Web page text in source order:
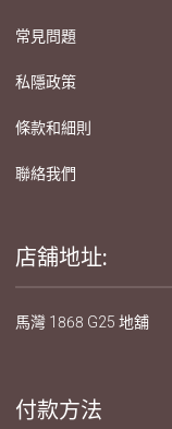
常見問題
私隱政策
條款和細則
聯絡我們
店舖地址:
馬灣 1868 G25 地舖
付款方法